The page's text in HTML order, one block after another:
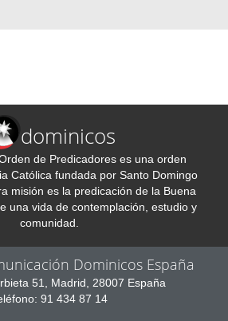
dominicos
de Predicadores es una orden
Católica fundada por Santo Domingo
misión es la predicación de la Buena
una vida de contemplación, estudio y
comunidad.
Dominicos España
51, Madrid, 28007 España
91 434 87 14